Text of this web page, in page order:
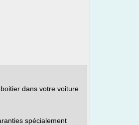
dans votre voiture
spécialement